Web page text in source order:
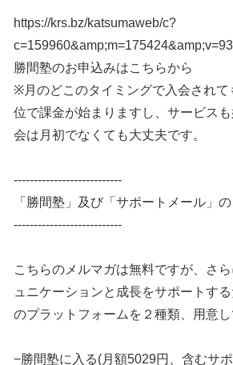
https://krs.bz/katsumaweb/c?
勝間塾のお申込みはこちらから
※月のどこのタイミングで入会され
位で課金が始まりますし、サービス
会は月初でなくても大丈夫です。
---------------------------
「勝間塾」及び「サポートメール」
---------------------------
こちらのメルマガは無料ですが、さ
ュニケーションと成長をサポートす
のプラットフォームを２種類、用意し
−勝間塾に入る(月額5029円、含むサ